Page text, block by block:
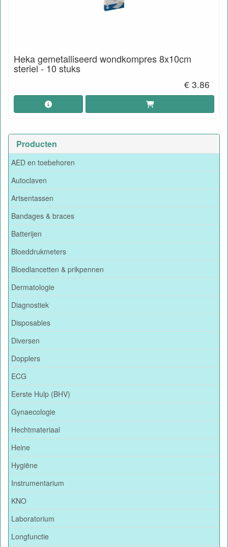
Producten
AED en toebehoren
Autoclaven
Artsentassen
Bandages & braces
Batterijen
Bloeddrukmeters
Bloedlancetten & prikpennen
Dermatologie
Diagnostiek
Disposables
Diversen
Dopplers
ECG
Eerste Hulp (BHV)
Gynaecologie
Hechtmateriaal
Heine
Hygiëne
Instrumentarium
KNO
Laboratorium
Longfunctie
Heka gemetalliseerd wondkompres 8x10cm
steriel - 10 stuks
€ 3.86